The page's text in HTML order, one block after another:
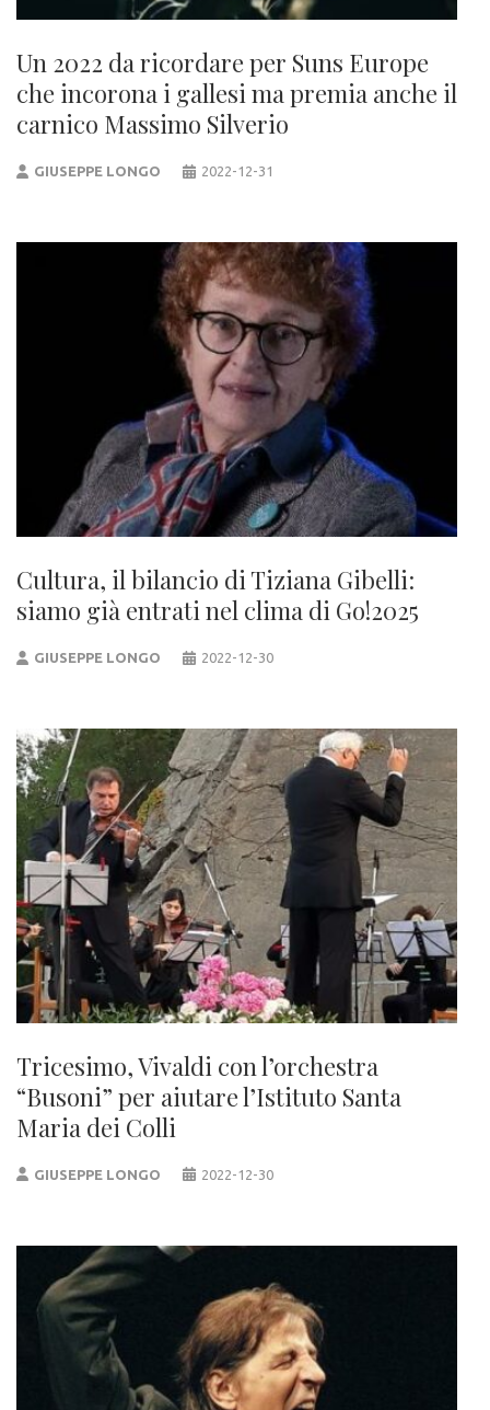
Un 2022 da ricordare per Suns Europe
che incorona i gallesi ma premia anche il
carnico Massimo Silverio
GIUSEPPE LONGO 2022-12-31
Cultura, il bilancio di Tiziana Gibelli:
siamo già entrati nel clima di Go!2025
GIUSEPPE LONGO 2022-12-30
Tricesimo, Vivaldi con l’orchestra
“Busoni” per aiutare l’Istituto Santa
Maria dei Colli
GIUSEPPE LONGO 2022-12-30